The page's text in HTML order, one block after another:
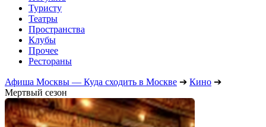
Туристу
Театры
Пространства
Клубы
Прочее
Рестораны
Афиша Москвы — Куда сходить в Москве ➔ Кино ➔
Мертвый сезон